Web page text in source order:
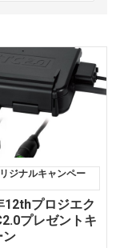
ジナルキャンペー
12thプロジエク
プレゼントキ
ン